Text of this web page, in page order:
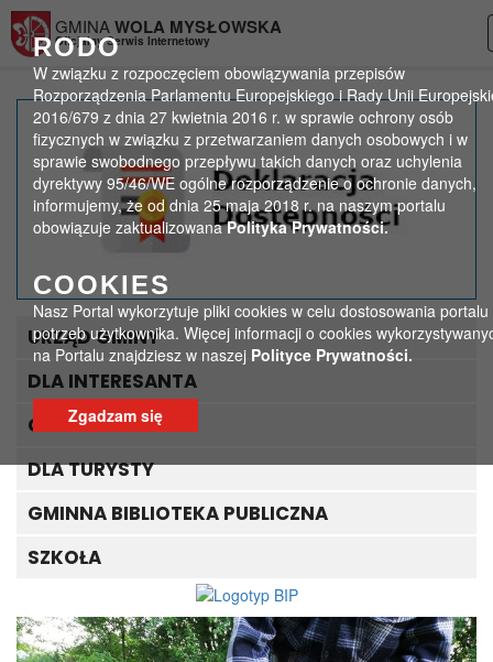
RODO
W związku z rozpoczęciem obowiązywania przepisów
Rozporządzenia Parlamentu Europejskiego i Rady Unii
2016/679 z dnia 27 kwietnia 2016 r. w sprawie ochrony osób
fizycznych w związku z przetwarzaniem danych osobowych i w
sprawie swobodnego przepływu takich danych oraz uchylenia
dyrektywy 95/46/WE ogólne rozporządzenie o ochronie danych,
informujemy, że od dnia 25 maja 2018 r. na naszym portalu
obowiązuje zaktualizowanaPolityka Prywatności.
COOKIES
Nasz Portal wykorzytuje pliki cookies w celu dostosowania portalu
potrzeb użytkownika. Więcej informacji o cookies
na Portalu znajdziesz w naszej Polityce Prywatności.
Zgadzam się
GMINA WOLA MYSŁOWSKA
Oficjalny Serwis Internetowy
Poszukiwany właściciel
psa!
Strona główna > Ogłoszenia > Poszukiwany właściciel psa!
URZĄD GMINY
DLA INTERESANTA
GOPS
DLA TURYSTY
GMINNA BIBLIOTEKA PUBLICZNA
SZKOŁA